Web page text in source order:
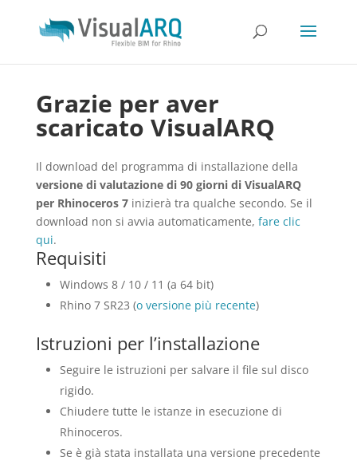
Grazie per aver
scaricato VisualARQ
Il download del programma di installazione della
versione di valutazione di 90 giorni di VisualARQ
per Rhinoceros 7inizierà tra qualche secondo. Se il
download non si avvia automaticamente, fare clic
qui.
Requisiti
Windows 8 / 10 / 11 (a 64 bit)
Rhino 7 SR23 (o versione più recente)
Istruzioni per l’installazione
Seguire le istruzioni per salvare il file sul disco
rigido.
Chiudere tutte le istanze in esecuzione di
Rhinoceros.
Se è già stata installata una versione precedente